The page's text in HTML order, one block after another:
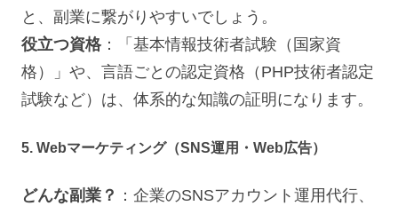
と、副業に繋がりやすいでしょう。
役立つ資格：「基本情報技術者試験（国家資
格）」や、言語ごとの認定資格（PHP技術者認定
試験など）は、体系的な知識の証明になります。
5. Webマーケティング（SNS運用・Web広告）
どんな副業？ ：企業のSNSアカウント運用代行、